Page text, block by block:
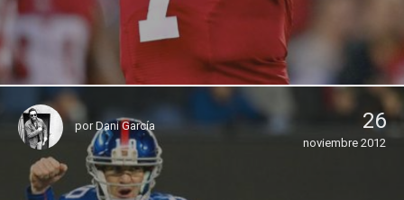
porDani García 26
noviembre 2012